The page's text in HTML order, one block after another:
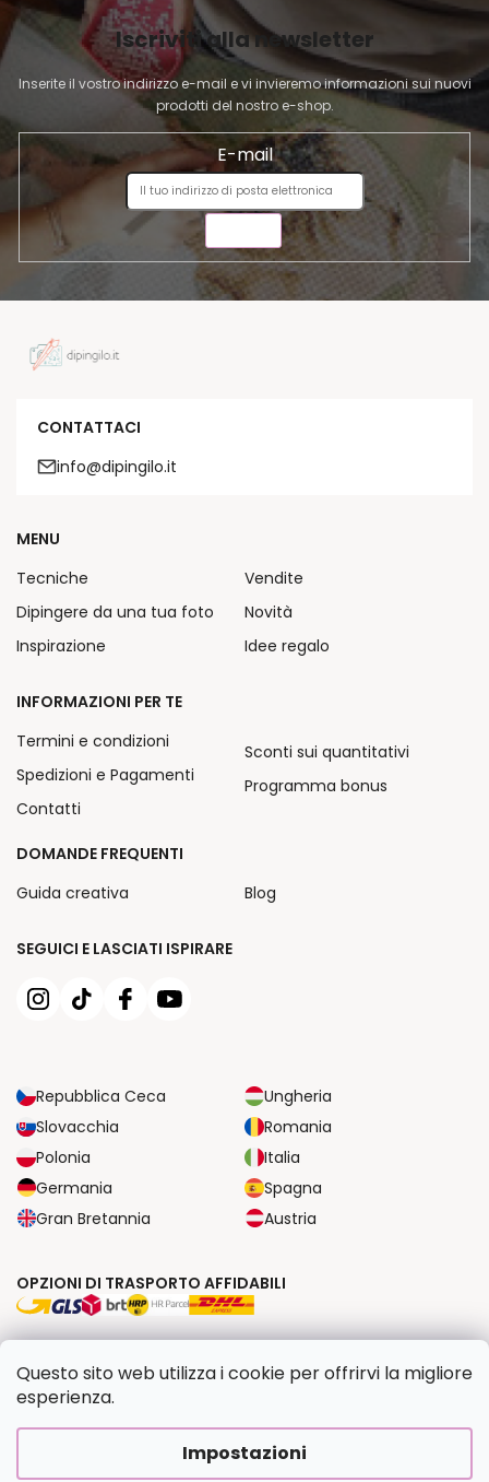
Questo sito web utilizza i cookie per offrirvi la migliore
esperienza.
Impostazioni
N
A
Iscriviti alla newsletter
Inserite il vostro indirizzo e-mail e vi invieremo informazioni sui nuovi
prodotti del nostro e-shop.
E-mail
CONTATTACI
info@dipingilo.it
SEGUICI E LASCIATI ISPIRARE
Repubblica Ceca
Ungheria
Slovacchia
Romania
Polonia
Italia
Germania
Spagna
Gran Bretannia
Austria
MENU
Tecniche
Dipingere da una tua foto
Inspirazione
Vendite
Novità
Idee regalo
INFORMAZIONI PER TE
Termini e condizioni
Spedizioni e Pagamenti
Contatti
Sconti sui quantitativi
Programma bonus
DOMANDE FREQUENTI
Guida creativa
Blog
OPZIONI DI TRASPORTO AFFIDABILI
Creato da Shoptet Premium|UpraviloFV STUDIO
Copyright 2026Dipingilo.it. Tutti i diritti riservati.